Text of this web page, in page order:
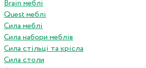
Brain меблі
Quest меблі
Сила меблі
Сила набори меблів
Сила стільці та крісла
Сила столи